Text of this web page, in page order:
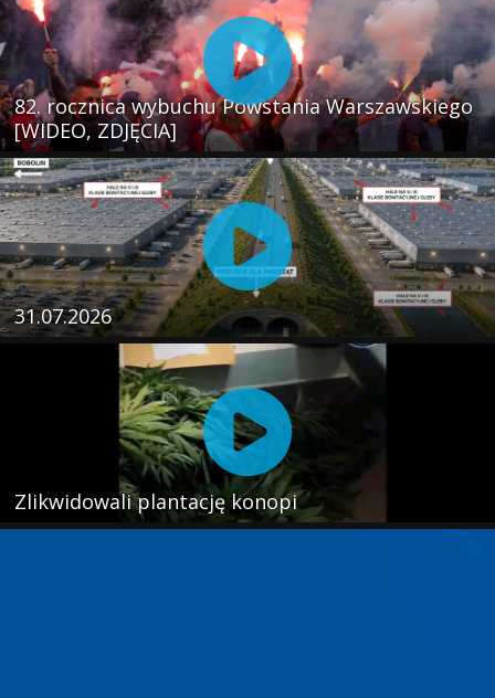
82. rocznica wybuchu Powstania Warszawskiego
[WIDEO, ZDJĘCIA]
31.07.2026
Zlikwidowali plantację konopi